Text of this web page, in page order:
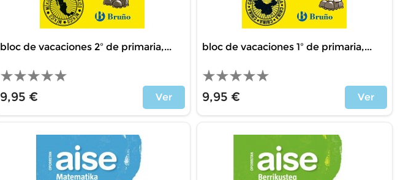
bloc de vacaciones 2º de primaria,...
9,95 € Ver
bloc de vacaciones 1º de primaria,...
9,95 € Ver